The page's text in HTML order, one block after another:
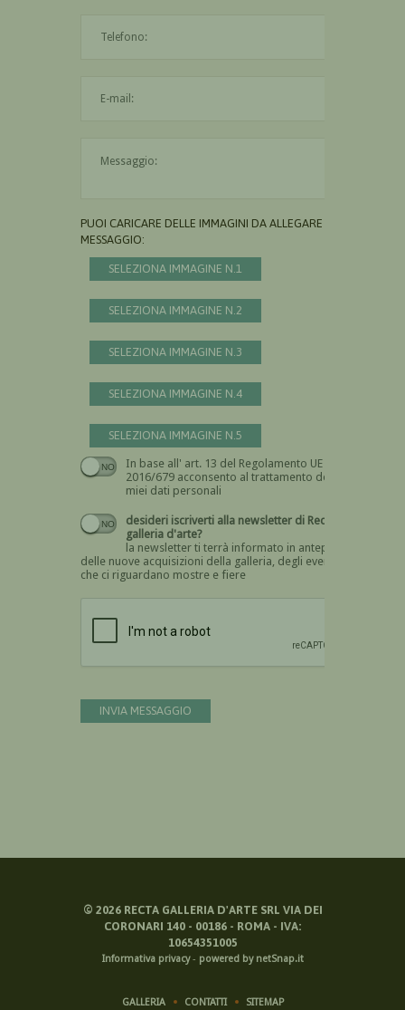
PUOI CARICARE DELLE IMMAGINI DA ALLEGARE AL
MESSAGGIO:
SELEZIONA IMMAGINE N.1
SELEZIONA IMMAGINE N.2
SELEZIONA IMMAGINE N.3
SELEZIONA IMMAGINE N.4
SELEZIONA IMMAGINE N.5
In base all' art. 13 del Regolamento UE n.
2016/679 acconsento al trattamento dei
miei dati personali
Devi dare il consenso
desideri iscriverti alla newsletter di Recta
galleria d'arte?
la newsletter ti terrà informato in anteprima
delle nuove acquisizioni della galleria, degli eventi
che ci riguardano mostre e fiere
INVIA MESSAGGIO
© 2026RECTA GALLERIA D'ARTE SRL VIA DEI
CORONARI 140 - 00186 - ROMA - IVA:
10654351005
Informativa privacy- powered by netSnap.it
GALLERIA CONTATTI SITEMAP